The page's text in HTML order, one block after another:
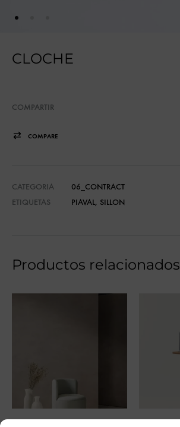
CLOCHE
COMPARTIR
COMPARE
CATEGORIA
06_CONTRACT
ETIQUETAS
PIAVAL, SILLON
Productos relacionados